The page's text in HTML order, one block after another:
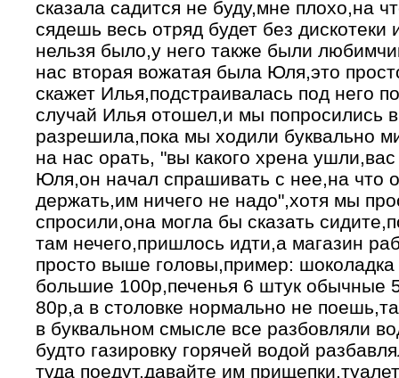
сказала садится не буду,мне плохо,на
сядешь весь отряд будет без дискотеки
нельзя было,у него также были
нас вторая вожатая была Юля,это
скажет Илья,подстраивалась под него
случай Илья отошел,и мы попросились
разрешила,пока мы ходили буквально
на нас орать, "вы какого хрена
Юля,он начал спрашивать с нее,на что
держать,им ничего не надо",хотя мы
спросили,она могла бы сказать
там нечего,пришлось идти,а магазин
просто выше головы,пример:
большие 100р,печенья 6 штук обычные
80р,а в столовке нормально не
в буквальном смысле все разбовляли
будто газировку горячей водой
туда поедут,давайте им